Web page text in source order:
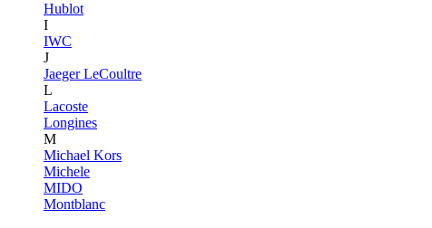
Hublot
I
IWC
J
Jaeger LeCoultre
L
Lacoste
Longines
M
Michael Kors
Michele
MIDO
Montblanc